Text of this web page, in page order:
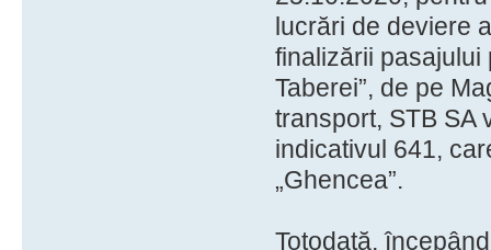
lucrări de deviere
finalizării pasajului
Taberei”, de pe
transport, STB SA
indicativul 641,
„Ghencea”.
Totodată,